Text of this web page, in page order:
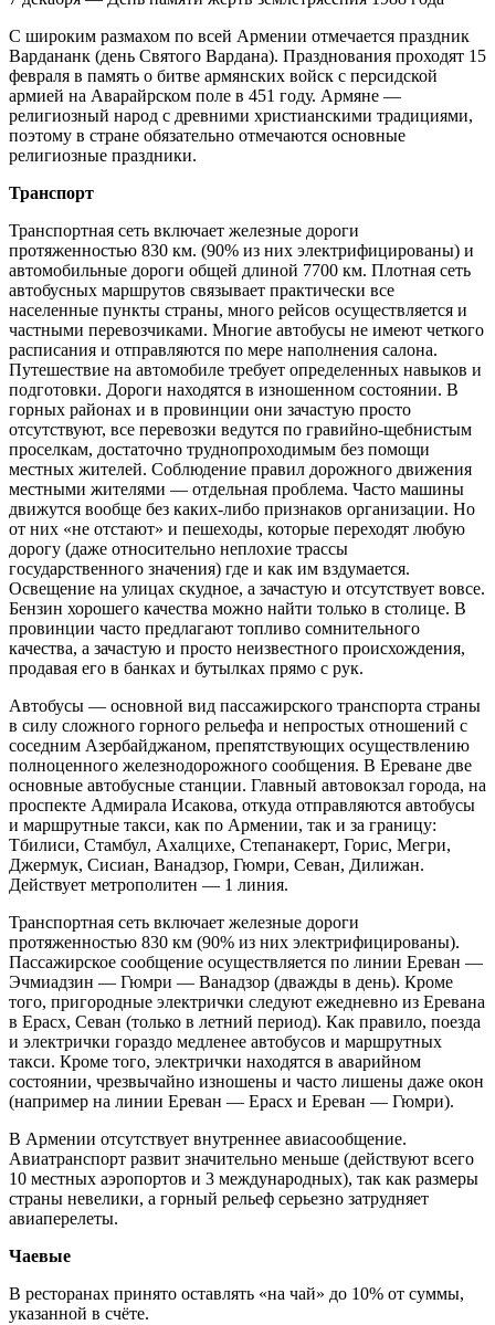
С широким размахом по всей Армении отмечается праздник
Вардананк (день Святого Вардана). Празднования проходят 15
февраля в память о битве армянских войск с персидской
армией на Аварайрском поле в 451 году. Армяне —
религиозный народ с древними христианскими традициями,
поэтому в стране обязательно отмечаются основные
религиозные праздники.
Транспорт
Транспортная сеть включает железные дороги
протяженностью 830 км. (90% из них электрифицированы) и
автомобильные дороги общей длиной 7700 км. Плотная сеть
автобусных маршрутов связывает практически все
населенные пункты страны, много рейсов осуществляется и
частными перевозчиками. Многие автобусы не имеют четкого
расписания и отправляются по мере наполнения салона.
Путешествие на автомобиле требует определенных навыков и
подготовки. Дороги находятся в изношенном состоянии. В
горных районах и в провинции они зачастую просто
отсутствуют, все перевозки ведутся по гравийно-щебнистым
проселкам, достаточно труднопроходимым без помощи
местных жителей. Соблюдение правил дорожного движения
местными жителями — отдельная проблема. Часто машины
движутся вообще без каких-либо признаков организации. Но
от них «не отстают» и пешеходы, которые переходят любую
дорогу (даже относительно неплохие трассы
государственного значения) где и как им вздумается.
Освещение на улицах скудное, а зачастую и отсутствует вовсе.
Бензин хорошего качества можно найти только в столице. В
провинции часто предлагают топливо сомнительного
качества, а зачастую и просто неизвестного происхождения,
продавая его в банках и бутылках прямо с рук.
Автобусы — основной вид пассажирского транспорта страны
в силу сложного горного рельефа и непростых отношений с
соседним Азербайджаном, препятствующих осуществлению
полноценного железнодорожного сообщения. В Ереване две
основные автобусные станции. Главный автовокзал города, на
проспекте Адмирала Исакова, откуда отправляются автобусы
и маршрутные такси, как по Армении, так и за границу:
Тбилиси, Стамбул, Ахалцихе, Степанакерт, Горис, Мегри,
Джермук, Сисиан, Ванадзор, Гюмри, Севан, Дилижан.
Действует метрополитен — 1 линия.
Транспортная сеть включает железные дороги
протяженностью 830 км (90% из них электрифицированы).
Пассажирское сообщение осуществляется по линии Ереван —
Эчмиадзин — Гюмри — Ванадзор (дважды в день). Кроме
того, пригородные электрички следуют ежедневно из Еревана
в Ерасх, Севан (только в летний период). Как правило, поезда
и электрички гораздо медленее автобусов и маршрутных
такси. Кроме того, электрички находятся в аварийном
состоянии, чрезвычайно изношены и часто лишены даже окон
(например на линии Ереван — Ерасх и Ереван — Гюмри).
В Армении отсутствует внутреннее авиасообщение.
Авиатранспорт развит значительно меньше (действуют всего
10 местных аэропортов и 3 международных), так как размеры
страны невелики, а горный рельеф серьезно затрудняет
авиаперелеты.
Чаевые
В ресторанах принято оставлять «на чай» до 10% от суммы,
указанной в счёте.